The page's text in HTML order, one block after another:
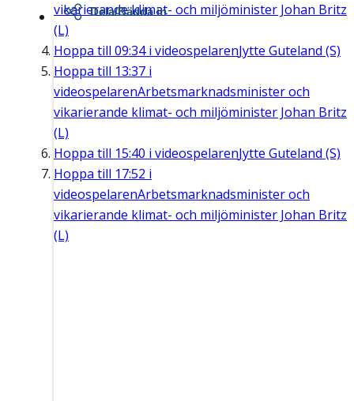
vikarierande klimat- och miljöminister Johan Britz
(L)
Hoppa till 09:34i videospelarenJytte Guteland (S)
Hoppa till 13:37 i
videospelarenArbetsmarknadsminister och
vikarierande klimat- och miljöminister Johan Britz
(L)
Hoppa till 15:40 i videospelarenJytte Guteland (S)
Hoppa till 17:52 i
videospelarenArbetsmarknadsminister och
vikarierande klimat- och miljöminister Johan Britz
(L)
Dela/Bädda in